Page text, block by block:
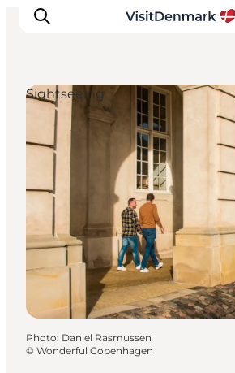
Inspirations
Destinations
Quoi faire
Hébergements
Planifiez votre voyage
Sightseeing
Photo: Daniel Rasmussen
© Wonderful Copenhagen